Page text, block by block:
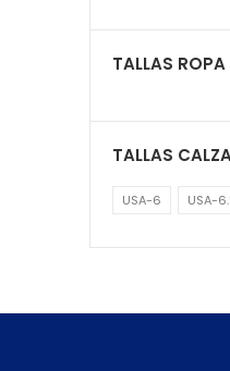
TALLAS ROPA
TALLAS
USA-6 USA-